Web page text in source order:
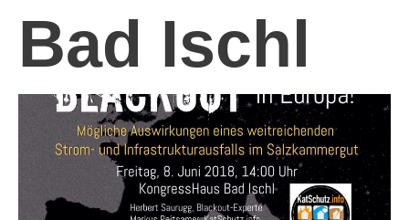
Bad Ischl